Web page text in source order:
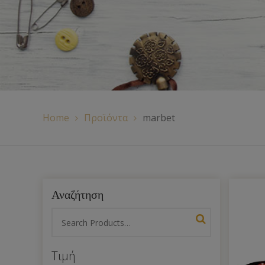
Χερούλια Τσάντας
Ιμάντες
Πλέγματα
Home Προϊόντα marbet
Αναζήτηση
Τιμή